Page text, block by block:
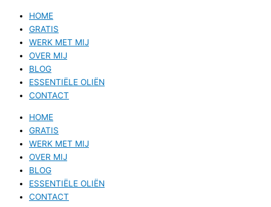
HOME
GRATIS
WERK MET MIJ
OVER MIJ
BLOG
ESSENTIËLE OLIËN
CONTACT
HOME
GRATIS
WERK MET MIJ
OVER MIJ
BLOG
ESSENTIËLE OLIËN
CONTACT